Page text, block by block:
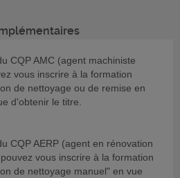
CQP AMC (agent machiniste
vous inscrire à la formation
de nettoyage ou de remise en
d'obtenir le titre.
CQP AERP (agent en rénovation
vous inscrire à la formation
de nettoyage manuel" en vue